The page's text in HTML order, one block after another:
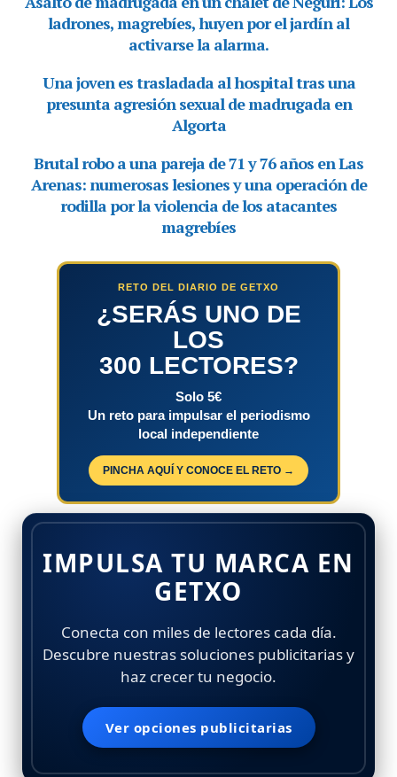
RETO DEL DIARIO DE GETXO
¿SERÁS UNO DE
LOS
300 LECTORES?
Solo 5€
Un reto para impulsar el periodismo
local independiente
PINCHA AQUÍ Y CONOCE EL RETO →
IMPULSA TU MARCA EN
GETXO
Conecta con miles de lectores cada día.
Descubre nuestras soluciones publicitarias y
haz crecer tu negocio.
Ver opciones publicitarias